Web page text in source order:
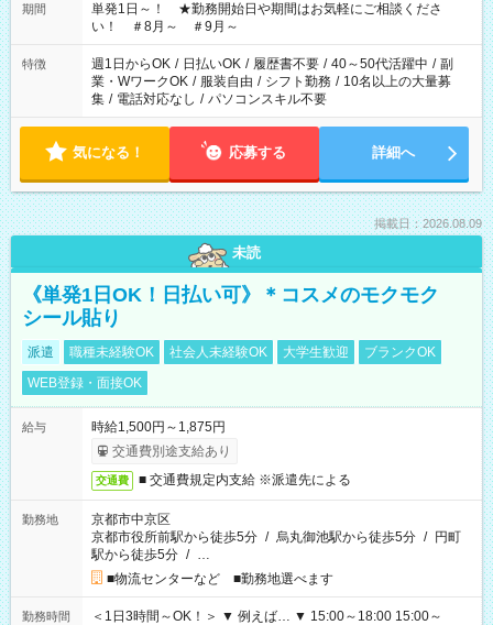
期間
単発1日～！ ★勤務開始日や期間はお気軽にご相談くださ
い！ ＃8月～ ＃9月～
特徴 週1日からOK / 日払いOK / 履歴書不要 / 40～50代活躍中 / 副
業・WワークOK / 服装自由 / シフト勤務 / 10名以上の大量募
集 / 電話対応なし / パソコンスキル不要
気になる！ 応募する 詳細へ
掲載日：2026.08.09
未読
《単発1日OK！日払い可》＊コスメのモクモク
シール貼り
派遣 職種未経験OK 社会人未経験OK 大学生歓迎
ブランクOK
WEB登録・面接OK
給与
時給1,500円～1,875円
交通費別途支給あり
交通費 ■ 交通費規定内支給 ※派遣先による
勤務地
京都市中京区
京都市役所前駅から徒歩5分 / 烏丸御池駅から徒歩5分 / 円町
駅から徒歩5分 / …
■物流センターなど ■勤務地選べます
勤務時間
＜1日3時間～OK！＞ ▼ 例えば… ▼ 15:00～18:00 15:00～